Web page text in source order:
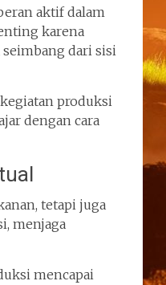
aktif dalam
karena
dari sisi
produksi
dengan cara
tetapi juga
menjaga
mencapai